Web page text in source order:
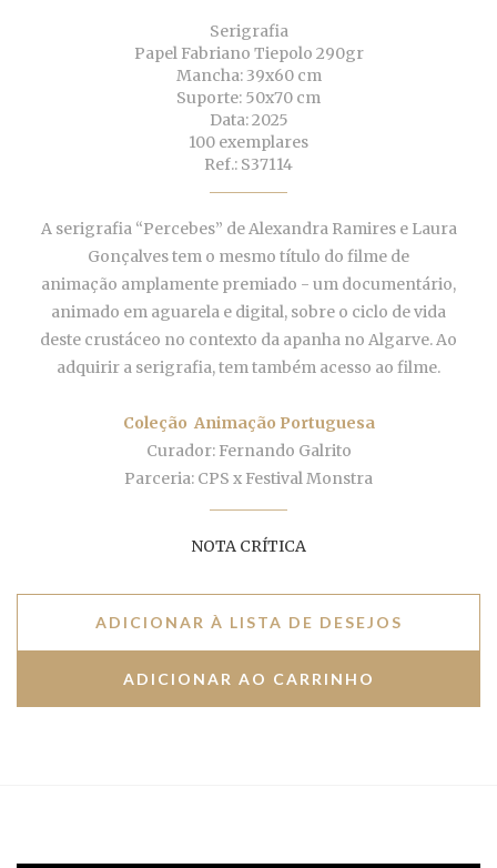
Serigrafia
Papel Fabriano Tiepolo 290gr
Mancha: 39x60 cm
Suporte: 50x70 cm
Data: 2025
100 exemplares
Ref.: S37114
A serigrafia “Percebes” de Alexandra Ramires e Laura
Gonçalves tem o mesmo título do filme de
animação amplamente premiado - um documentário,
animado em aguarela e digital, sobre o ciclo de vida
deste crustáceo no contexto da apanha no Algarve.Ao
adquirir a serigrafia, tem também acesso ao filme.
Coleção Animação Portuguesa
Curador: Fernando Galrito
Parceria: CPS x Festival Monstra
NOTA CRÍTICA
ADICIONAR À LISTA DE DESEJOS